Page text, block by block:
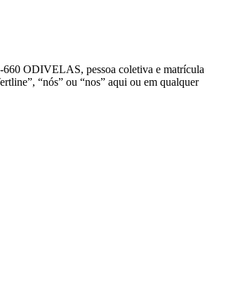
ODIVELAS, pessoa coletiva e matrícula
“nós” ou “nos” aqui ou em qualquer